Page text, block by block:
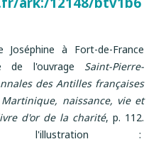
à Fort-de-France
de l'ouvrage Saint-Pierre-
des Antilles françaises
naissance, vie et
d'or de la charité, p. 112.
l'illustration :